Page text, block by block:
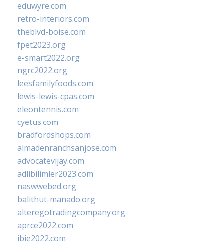
eduwyre.com
retro-interiors.com
theblvd-boise.com
fpet2023.org
e-smart2022.org
ngrc2022.org
leesfamilyfoods.com
lewis-lewis-cpas.com
eleontennis.com
cyetus.com
bradfordshops.com
almadenranchsanjose.com
advocatevijay.com
adlibilimler2023.com
naswwebed.org
balithut-manado.org
alteregotradingcompany.org
aprce2022.com
ibie2022.com